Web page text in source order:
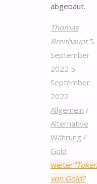
abgebaut.
Thomas
Breithaupt 5.
September
2022 5.
September
2022
Allgemein /
Alternative
Währung /
Gold
weiter
von Gold?